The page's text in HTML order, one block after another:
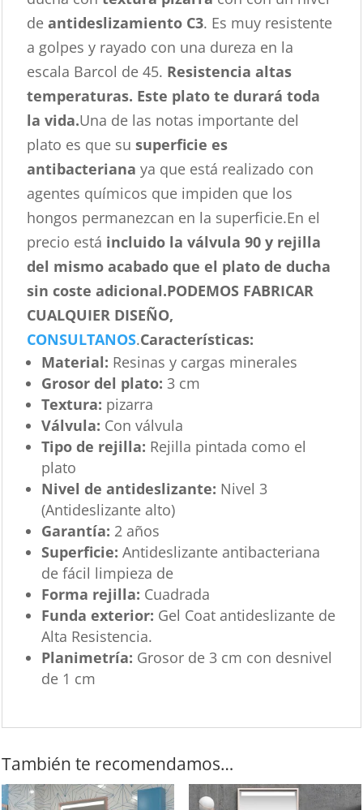
deantideslizamiento C3. Es muy resistente
a golpes y rayado con una dureza en la
escala Barcol de 45. Resistencia altas
temperaturas. Este plato te durará toda
la vida.Una de las notas importante del
plato es que susuperficie es
antibacterianaya que está realizado con
agentes químicos que impiden que los
hongos permanezcan en la superficie.En el
precio está incluido la válvula 90 y rejilla
del mismo acabado que el plato de ducha
sin coste adicional.PODEMOS FABRICAR
CUALQUIER DISEÑO,
CONSULTANOS.Características:
Material: Resinas y cargas minerales
Grosor del plato: 3 cm
Textura: pizarra
Válvula: Con válvula
Tipo de rejilla: Rejilla pintada como el
plato
Nivel de antideslizante: Nivel 3
(Antideslizante alto)
Garantía: 2 años
Superficie: Antideslizante antibacteriana
de fácil limpieza de
Forma rejilla: Cuadrada
Funda exterior: Gel Coat antideslizante de
Alta Resistencia.
Planimetría: Grosor de 3 cm con desnivel
de 1 cm
También te recomendamos…